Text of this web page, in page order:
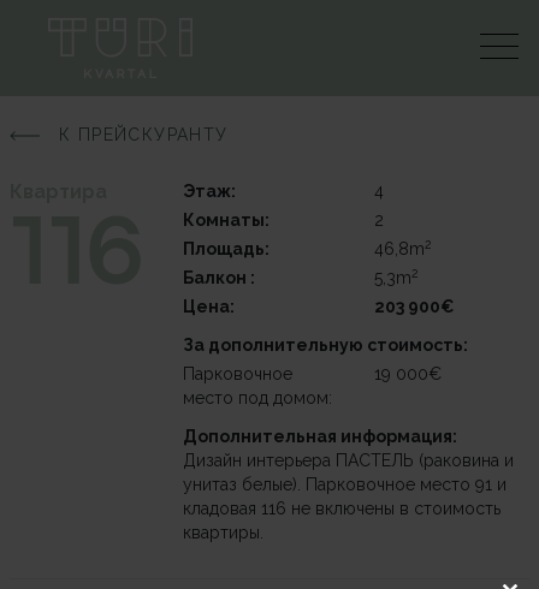
К ПРЕЙСКУРАНТУ
Этаж:
4
Комнаты:
2
Площадь:
46,8m2
Балкон : 5,3m2
Цена:
203 900€
За дополнительную стоимость:
Парковочное
место под домом:
19 000€
Дополнительная информация:
Дизайн интерьера ПАСТЕЛЬ (раковина и
унитаз белые). Парковочное место 91 и
кладовая 116 не включены в стоимость
квартиры.